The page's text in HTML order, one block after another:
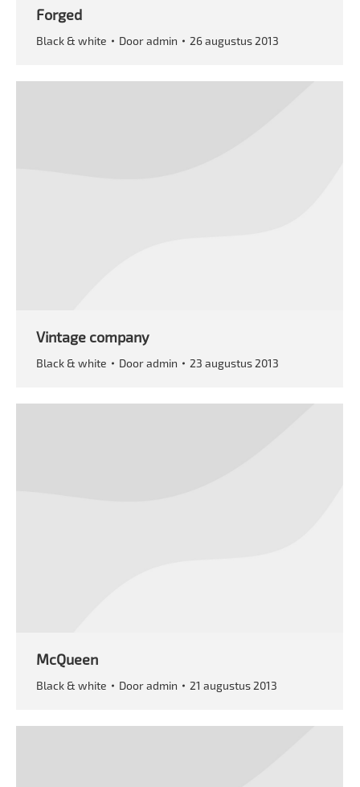
Forged
Black & white Dooradmin 26 augustus 2013
Vintage company
Black & white Dooradmin 23 augustus 2013
McQueen
Black & white Dooradmin 21 augustus 2013